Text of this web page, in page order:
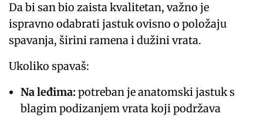
Da bi san bio zaista kvalitetan, važno je
ispravno odabrati jastuk ovisno o položaju
spavanja, širini ramena i dužini vrata.
Ukoliko spavaš:
Na leđima: potreban je anatomski jastuk s
blagim podizanjem vrata koji podržava